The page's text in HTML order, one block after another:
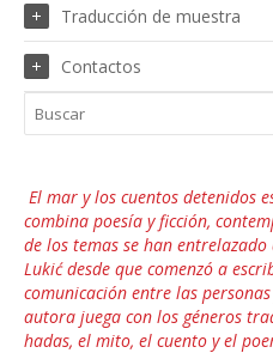
Traducción de muestra
Contactos
El mar y los cuentos detenidos
combina poesía y ficción,
de los temas se han
Lukić desde que comenzó a
comunicación entre las
autora juega con los géneros
hadas, el mito, el cuento y el